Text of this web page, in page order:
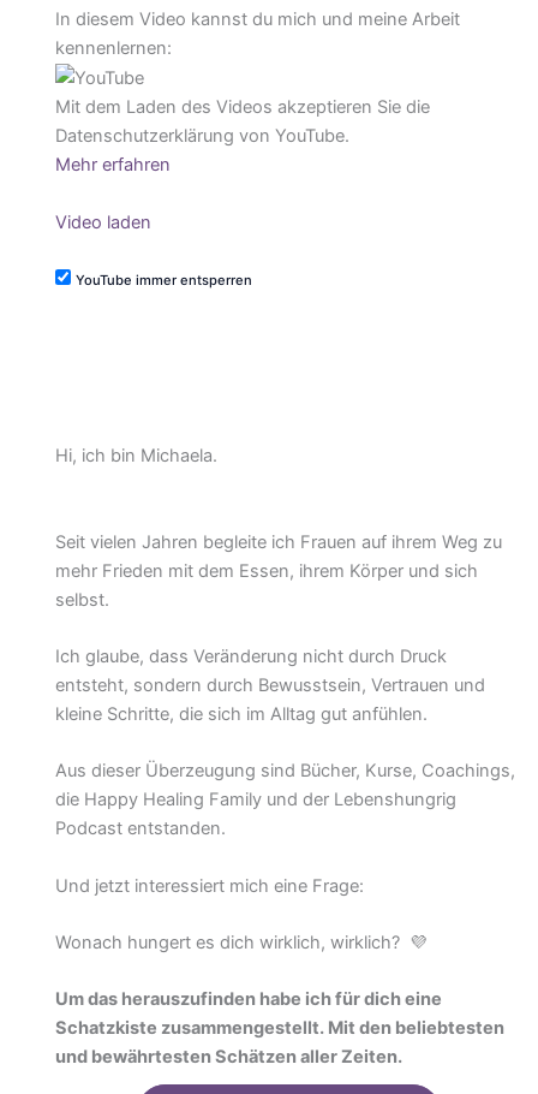
In diesem Video kannst du mich und meine Arbeit
kennenlernen:
Mit dem Laden des Videos akzeptieren Sie die
Datenschutzerklärung von YouTube.
Mehr erfahren
Video laden
YouTube immer entsperren
Hi, ich bin Michaela.
Seit vielen Jahren begleite ich Frauen auf ihrem Weg zu
mehr Frieden mit dem Essen, ihrem Körper und sich
selbst.
Ich glaube, dass Veränderung nicht durch Druck
entsteht, sondern durch Bewusstsein, Vertrauen und
kleine Schritte, die sich im Alltag gut anfühlen.
Aus dieser Überzeugung sind Bücher, Kurse, Coachings,
die Happy Healing Family und der Lebenshungrig
Podcast entstanden.
Und jetzt interessiert mich eine Frage:
Wonach hungert es dich wirklich, wirklich? 💜
Um das herauszufinden habe ich für dich eine
Schatzkiste zusammengestellt. Mit den beliebtesten
und bewährtesten Schätzen aller Zeiten.